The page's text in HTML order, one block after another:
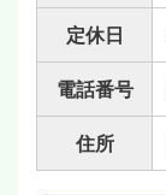
定休日
電話番号
住所